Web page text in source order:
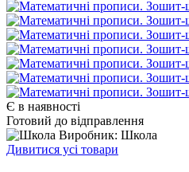
Є в наявності
Готовий до відправлення
Виробник: Школа
Дивитися усі товари